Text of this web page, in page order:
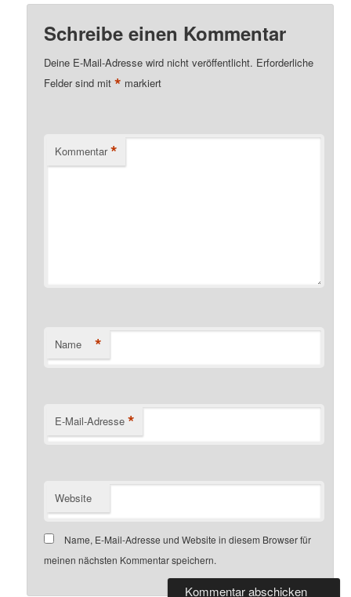
Schreibe einen Kommentar
Deine E-Mail-Adresse wird nicht veröffentlicht. Erforderliche
Felder sind mit* markiert
Kommentar *
Name *
E-Mail-Adresse *
Website
Name, E-Mail-Adresse und Website in diesem Browser für
meinen nächsten Kommentar speichern.